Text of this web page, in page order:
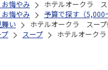
悔やみ
ホテルオークラ ス
悔やみ 予算で探す（5,000
舞い
ホテルオークラ スープ
プ スープ ホテルオーク